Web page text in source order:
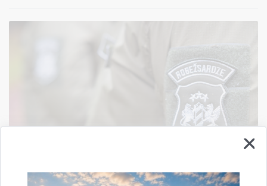
dienesta dokumentu viltošanā; viens sodīts ar